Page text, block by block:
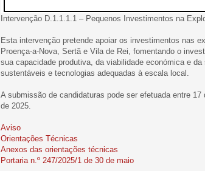
Intervenção D.1.1.1.1 – Pequenos Investimentos na
Esta intervenção pretende apoiar os investimentos nas
Proença-a-Nova, Sertã e Vila de Rei, fomentando o
sua capacidade produtiva, da viabilidade económica e
sustentáveis e tecnologias adequadas à escala local.
A submissão de candidaturas pode ser efetuada entre
de 2025.
Aviso
Orientações Técnicas
Anexos das orientações técnicas
Portaria n.º 247/2025/1 de 30 de maio